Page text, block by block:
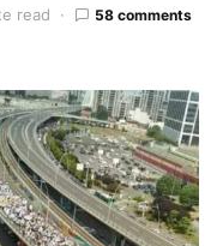
read 58 comments